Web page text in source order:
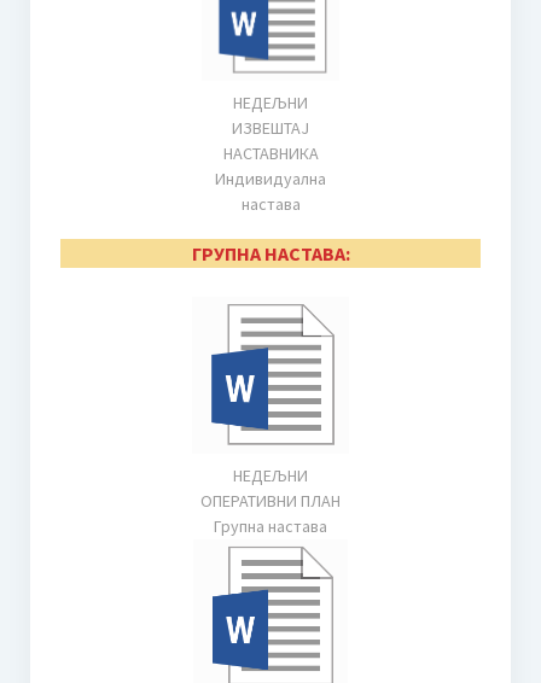
Друго такмичење пијаниста “Мокрањац” Неготин
Сатница по разредима 22.03.2024.
Галерија
Музичка Снохватица бр. 1
Музичка Снохватица бр. 2
План јавних набавки за 2026. годину
НЕДЕЉНИ
ИЗВЕШТАЈ
НАСТАВНИКА
Индивидуална
настава
ГРУПНА НАСТАВА:
НЕДЕЉНИ
ОПЕРАТИВНИ ПЛАН
Групна настава